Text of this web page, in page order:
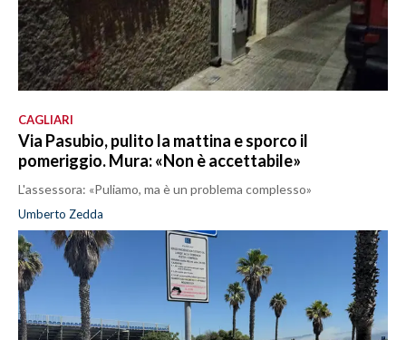
CAGLIARI
Via Pasubio, pulito la mattina e sporco il
pomeriggio. Mura: «Non è accettabile»
L'assessora: «Puliamo, ma è un problema complesso»
Umberto Zedda